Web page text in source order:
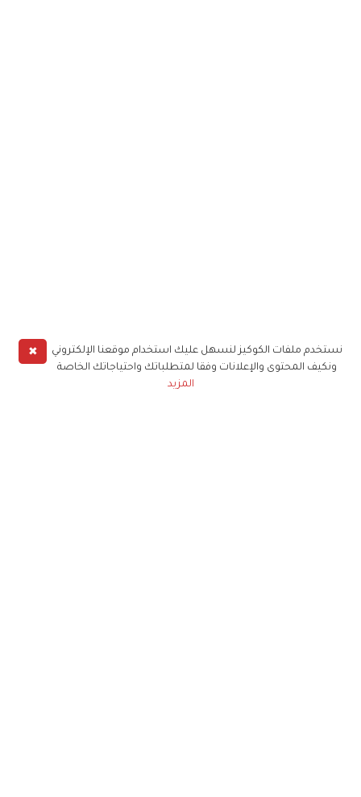
✖
نستخدم ملفات الكوكيز لنسهل عليك استخدام موقعنا الإلكتروني
ونكيف المحتوى والإعلانات وفقا لمتطلباتك واحتياجاتك الخاصة
المزيد